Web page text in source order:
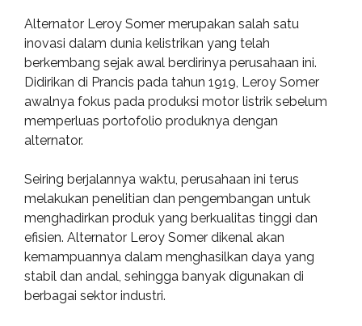
Alternator Leroy Somer merupakan salah satu
inovasi dalam dunia kelistrikan yang telah
berkembang sejak awal berdirinya perusahaan ini.
Didirikan di Prancis pada tahun 1919, Leroy Somer
awalnya fokus pada produksi motor listrik sebelum
memperluas portofolio produknya dengan
alternator.
Seiring berjalannya waktu, perusahaan ini terus
melakukan penelitian dan pengembangan untuk
menghadirkan produk yang berkualitas tinggi dan
efisien. Alternator Leroy Somer dikenal akan
kemampuannya dalam menghasilkan daya yang
stabil dan andal, sehingga banyak digunakan di
berbagai sektor industri.